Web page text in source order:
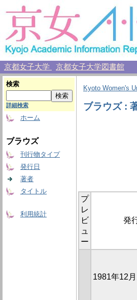
京都女子大学 京都女子大学図書館
検索
詳細検索
ホーム
ブラウズ
刊行物タイプ
発行日
著者
タイトル
利用統計
Kyoto Women's
ブラウズ :
プ
レ
ビ
ュ
ー
発
1981年12